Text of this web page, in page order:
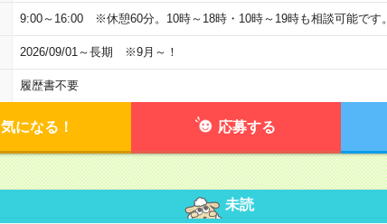
9:00～16:00 ※休憩60分。10時～18時・10時～19時も相談可能です。
2026/09/01～長期 ※9月～！
履歴書不要
気になる！ 応募する
未読